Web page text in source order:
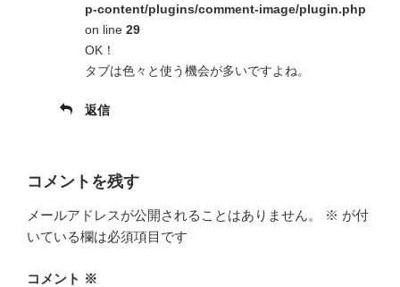
p-content/plugins/comment-image/plugin.php
on line 29
OK！
タブは色々と使う機会が多いですよね。
返信
コメントを残す
メールアドレスが公開されることはありません。 ※ が付
いている欄は必須項目です
コメント ※